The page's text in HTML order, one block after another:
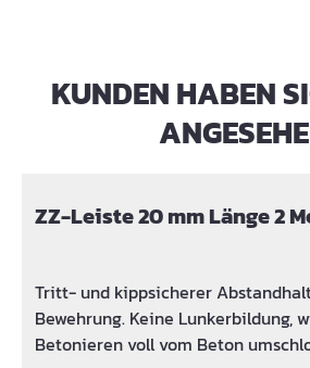
Produktgalerie überspringen
KUNDEN HABEN
ZZ-Leiste 20 mm
Tritt- und kippsicherer
Bewehrung. Keine Lunkerbildung,
Betonieren voll vom Beton umschlossen.